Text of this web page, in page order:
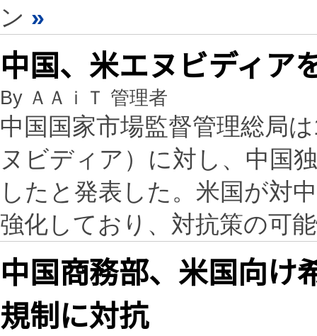
ン »
中国、米エヌビディア
By ＡＡｉＴ 管理者
中国国家市場監督管理総局
ヌビディア）に対し、中国
したと発表した。米国が対
強化しており、対抗策の可
中国商務部、米国向
規制に対抗